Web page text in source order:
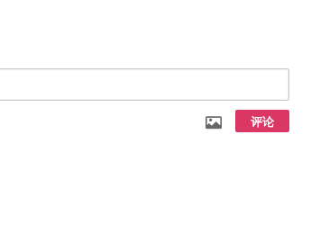
评论